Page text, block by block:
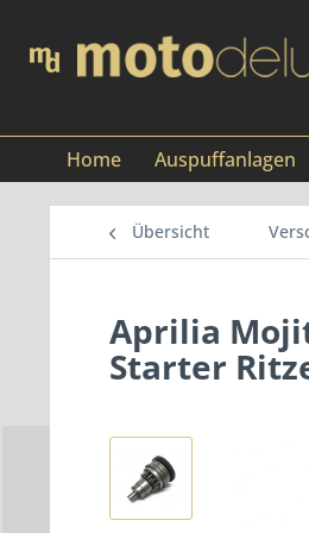
Home Auspuffanlagen
Übersicht
Aprilia
Starter